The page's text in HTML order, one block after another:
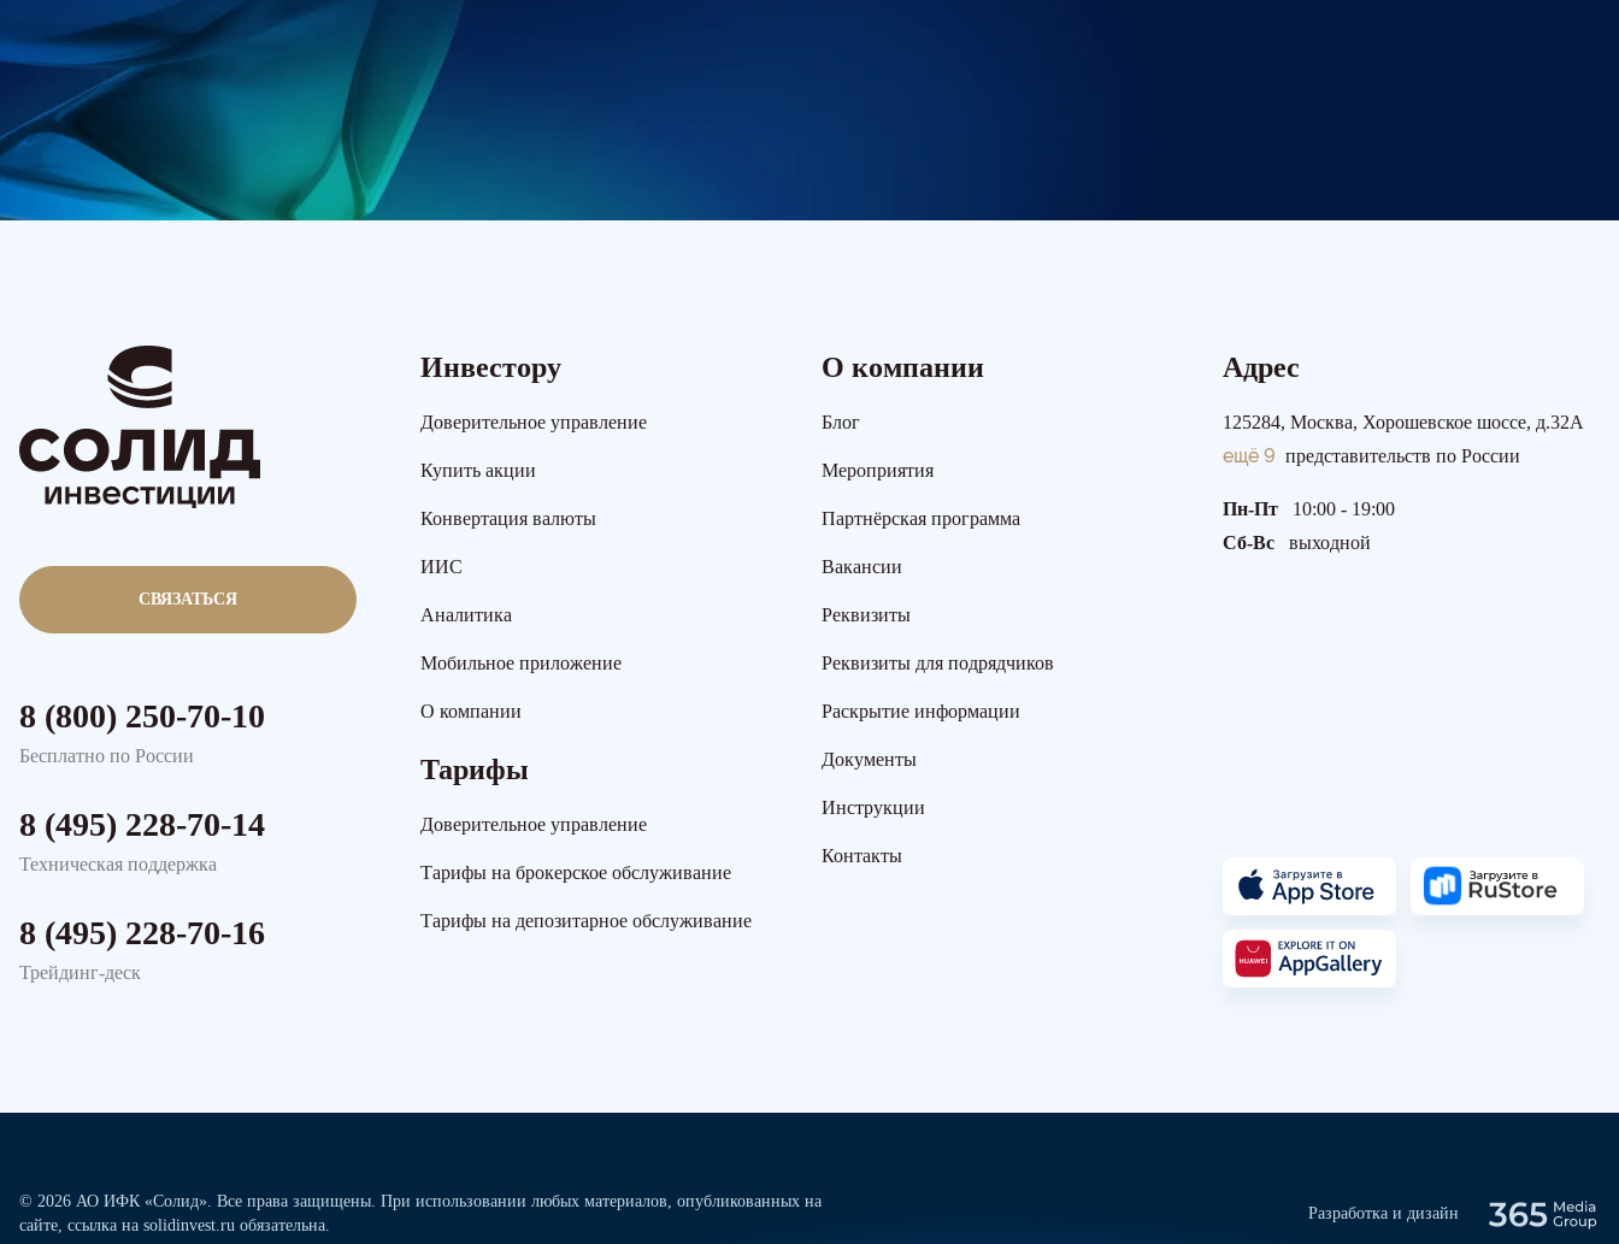
СВЯЗАТЬСЯ
8 (800) 250-70-10
Бесплатно по России
8 (495) 228-70-14
Техническая поддержка
8 (495) 228-70-16
Трейдинг-деск
Инвестору
Доверительное управление
Купить акции
Конвертация валюты
ИИС
Аналитика
Мобильное приложение
О компании
Тарифы
Доверительное управление
Тарифы на брокерское обслуживание
Тарифы на депозитарное обслуживание
О компании
Блог
Мероприятия
Партнёрская программа
Вакансии
Реквизиты
Реквизиты для подрядчиков
Раскрытие информации
Документы
Инструкции
Контакты
Адрес
125284, Москва, Хорошевское шоссе, д.32А
ещё 9 представительств по России
Пн-Пт
10:00 - 19:00
Сб-Вс
выходной
© 2026 АО ИФК «Солид». Все права защищены. При использовании любых материалов, опубликованных на
сайте, ссылка на solidinvest.ru обязательна.
Разработка и дизайн